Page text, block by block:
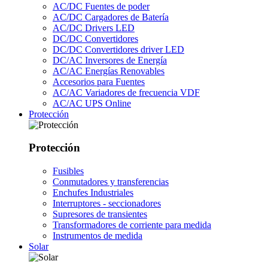
AC/DC Fuentes de poder
AC/DC Cargadores de Batería
AC/DC Drivers LED
DC/DC Convertidores
DC/DC Convertidores driver LED
DC/AC Inversores de Energía
AC/AC Energías Renovables
Accesorios para Fuentes
AC/AC Variadores de frecuencia VDF
AC/AC UPS Online
Protección
Protección
Fusibles
Conmutadores y transferencias
Enchufes Industriales
Interruptores - seccionadores
Supresores de transientes
Transformadores de corriente para medida
Instrumentos de medida
Solar